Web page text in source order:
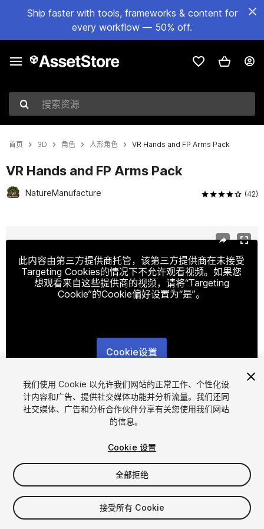
Ship faster with tools, frameworks & content for
every workflow — 50% off.
搜索资源
首页 3D 角色 人形角色 VR Hands and FP Arms Pack
VR Hands and FP Arms Pack
NatureManufacture (42)
此内容由第三方提供商托管，该第三方提供商在未接受
Targeting Cookies的情况下不允许观看视频。如果您
想观看来自这些提供商的视频，请将“Targeting
Cookie”的Cookie偏好设置为“是”。
Cookie设置
1/7
$10
增值税将在结算时计算
我们使用 Cookie 以允许我们网站的正常工作、个性化设
计内容和广告、提供社交媒体功能并分析流量。我们还同
社交媒体、广告和分析合作伙伴分享有关您使用我们网站
的信息。
Cookie 设置
全部拒绝
接受所有 Cookie